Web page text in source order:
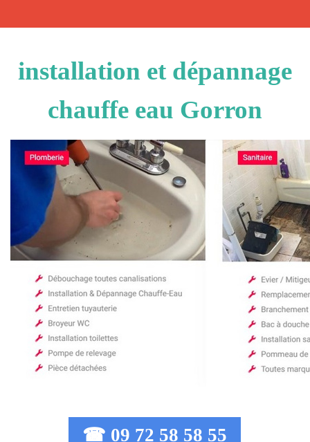
installation et dépannage
chauffe eau Gorron
☎ 09 72 58 58 55